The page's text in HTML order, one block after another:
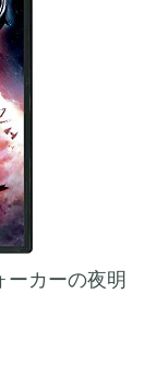
ーカーの夜明